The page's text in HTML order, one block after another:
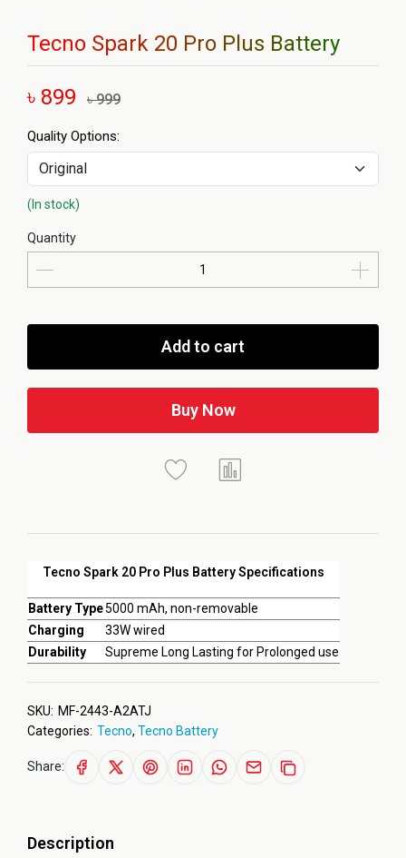
Tecno Spark 20 Pro Plus Battery
৳ 899 ৳ 999
Tecno Spark 20 Pro Plus Battery Specifications
Battery Type5000 mAh, non-removable
Charging
33W wired
Durability
Supreme Long Lasting for Prolonged use
Quality Options:
(In stock)
Quantity
Add to cart
Buy Now
SKU: MF-2443-A2ATJ
Categories: Tecno, Tecno Battery
Share:
Description